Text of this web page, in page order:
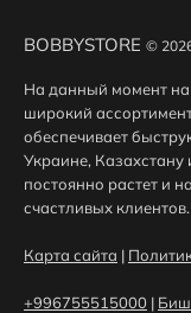
BOBBYSTORE ©
На данный момент
широкий
обеспечивает
Украине, Казахстану
постоянно растет и
счастливых клиентов.
Карта сайта |
+996755515000 |